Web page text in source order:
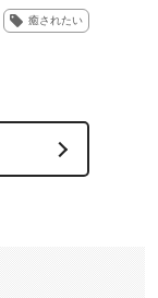
癒されたい